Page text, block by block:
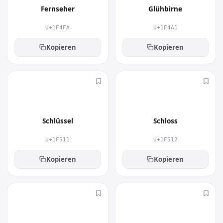
Fernseher
U+1F4FA
Kopieren
Glühbirne
U+1F4A1
Kopieren
Schlüssel
U+1F511
Kopieren
Schloss
U+1F512
Kopieren